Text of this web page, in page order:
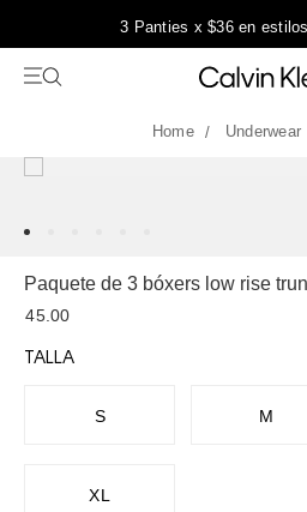
3 Panties x $36 en
Underwear
Paquete de 3 bóxers low rise
45.00
TALLA
S M
XL